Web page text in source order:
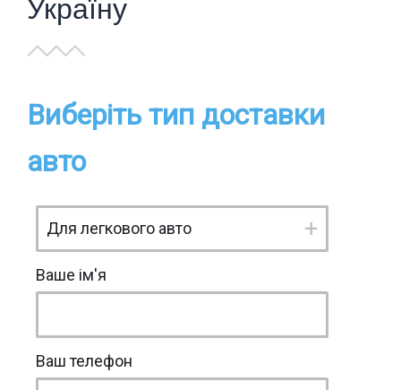
Україну
Виберіть тип доставки
авто
Ваше ім'я
Ваш телефон